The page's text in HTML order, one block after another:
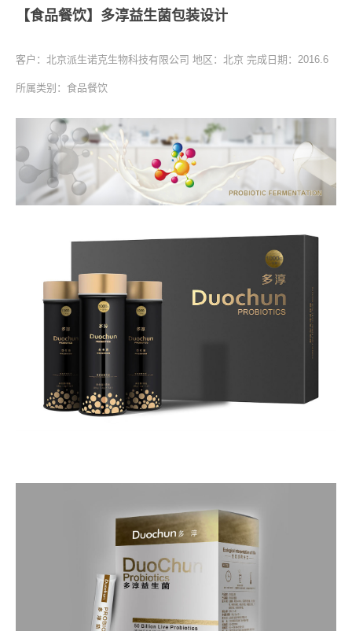
【食品餐饮】多淳益生菌包装设计
客户：北京派生诺克生物科技有限公司 地区：北京 完成日期：2016.6
所属类别：食品餐饮